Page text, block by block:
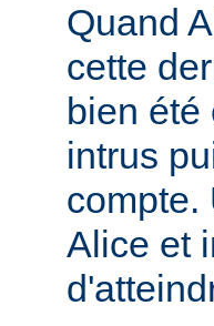
Quand
cette
bien été
intrus
compte.
Alice et